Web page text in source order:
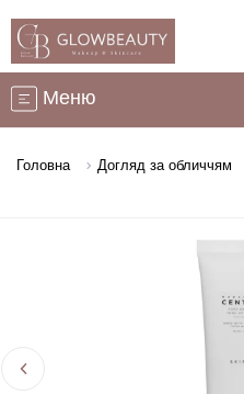
Меню
Головна Догляд за обличчям